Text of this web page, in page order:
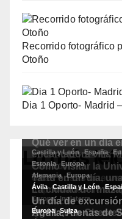
Recorrido fotográfico
Otoño
Dia 1 Oporto- Madrid
Lo más